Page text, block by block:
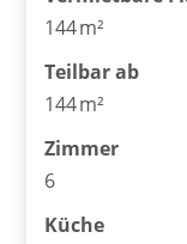
144 m²
Teilbar ab
144 m²
Zimmer
6
Küche